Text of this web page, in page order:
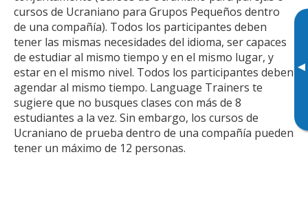
▸
cursos de Ucraniano para Grupos Pequeños dentro
de una compañía). Todos los participantes deben
tener las mismas necesidades del idioma, ser capaces
de estudiar al mismo tiempo y en el mismo lugar, y
estar en el mismo nivel. Todos los participantes deben
agendar al mismo tiempo. Language Trainers te
sugiere que no busques clases con más de 8
estudiantes a la vez. Sin embargo, los cursos de
Ucraniano de prueba dentro de una compañía pueden
tener un máximo de 12 personas.